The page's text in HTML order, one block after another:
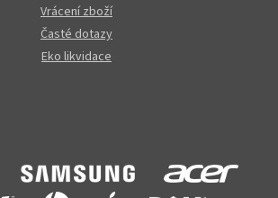
Vrácení zboží
Časté dotazy
Eko likvidace